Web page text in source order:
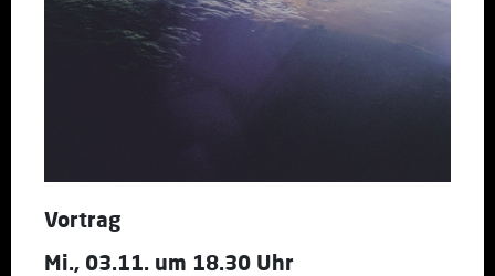
Vortrag
Mi., 03.11. um 18.30 Uhr